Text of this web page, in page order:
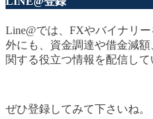
Line@では、FXやバイナリ
外にも、資金調達や借金減
関する役立つ情報を配信して
ぜひ登録してみて下さいね。